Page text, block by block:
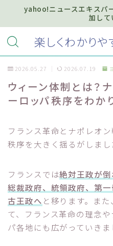
yahoo!ニュースエキスパ
加して
楽しくわかり
MENU
ホーム
プライバシーポリシー
お知らせ『インフォメーショ
2026.05.27 2026.07.19
ウィーン体制とは？
ーロッパ秩序をわか
フランス革命とナポレオ
秩序を大きく揺るがしまし
フランスでは絶対王政が倒
総裁政府、統領政府、第
古王政へ と移ります。ま
て、フランス革命の理念
パ各地にも広がっていきま